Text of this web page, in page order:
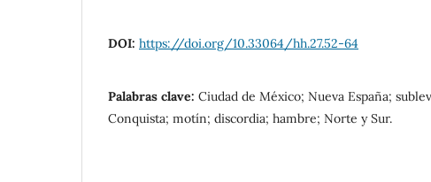
DOI: https://doi.org/10.33064/hh.27.52-64
Palabras clave: Ciudad de México; Nueva España;
Conquista; motín; discordia; hambre; Norte y Sur.